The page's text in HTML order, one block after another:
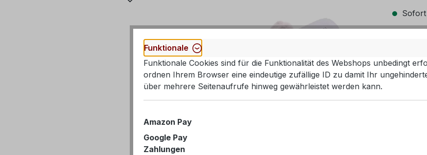
grau
Größe
38
Funktionale
Funktionale Cookies sind für die Funktionalität des Webshops unbedingt
ordnen Ihrem Browser eine eindeutige zufällige ID zu damit Ihr
über mehrere Seitenaufrufe hinweg gewährleistet werden kann.
Amazon Pay
Google Pay
Zahlungen